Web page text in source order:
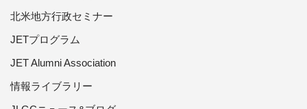
北米地方行政セミナー
JETプログラム
JET Alumni Association
情報ライブラリー